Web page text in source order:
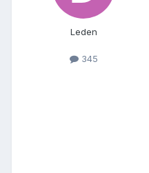
Leden
345